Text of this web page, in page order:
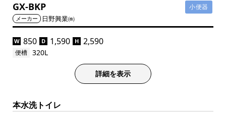
GX-BKP 小便器
メーカー 日野興業㈱
W 850 D 1,590 H 2,590
便槽 320L
詳細を表示
本水洗トイレ